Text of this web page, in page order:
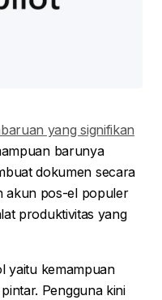
yang signifikan
barunya
dokumen secara
akun pos-el populer
produktivitas yang
yaitu kemampuan
Pengguna kini